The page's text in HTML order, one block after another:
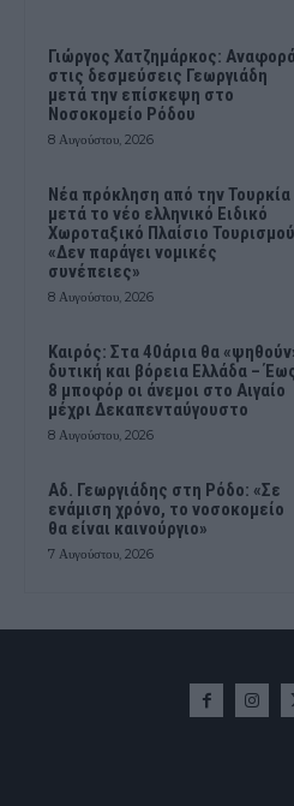
Γιώργος Χατζημάρκος:
στις δεσμεύσεις Γεωργιάδη
μετά την επίσκεψη στο
Νοσοκομείο Ρόδου
8 Αυγούστου, 2026
Νέα πρόκληση από την Τουρκία
μετά το νέο ελληνικό Ειδικό
Χωροταξικό Πλαίσιο
«Δεν παράγει νομικές
συνέπειες»
8 Αυγούστου, 2026
Καιρός: Στα 40άρια θα
δυτική και βόρεια Ελλάδα –
8 μποφόρ οι άνεμοι στο Αιγαίο
μέχρι Δεκαπενταύγουστο
8 Αυγούστου, 2026
Αδ. Γεωργιάδης στη Ρόδο: «Σε
ενάμιση χρόνο, το νοσοκομείο
θα είναι καινούργιο»
7 Αυγούστου, 2026